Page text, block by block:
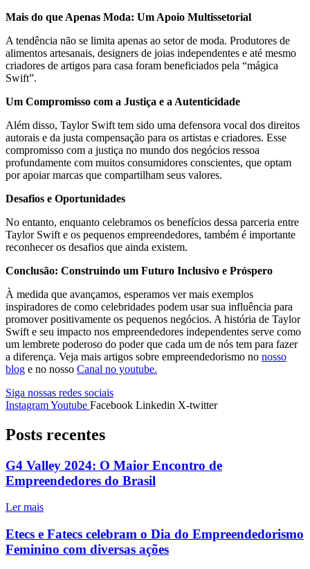
Mais do que Apenas Moda: Um Apoio Multissetorial
A tendência não se limita apenas ao setor de moda. Produtores de
alimentos artesanais, designers de joias independentes e até mesmo
criadores de artigos para casa foram beneficiados pela “mágica
Swift”.
Um Compromisso com a Justiça e a Autenticidade
Além disso, Taylor Swift tem sido uma defensora vocal dos direitos
autorais e da justa compensação para os artistas e criadores. Esse
compromisso com a justiça no mundo dos negócios ressoa
profundamente com muitos consumidores conscientes, que optam
por apoiar marcas que compartilham seus valores.
Desafios e Oportunidades
No entanto, enquanto celebramos os benefícios dessa parceria entre
Taylor Swift e os pequenos empreendedores, também é importante
reconhecer os desafios que ainda existem.
Conclusão: Construindo um Futuro Inclusivo e Próspero
À medida que avançamos, esperamos ver mais exemplos
inspiradores de como celebridades podem usar sua influência para
promover positivamente os pequenos negócios. A história de Taylor
Swift e seu impacto nos empreendedores independentes serve como
um lembrete poderoso do poder que cada um de nós tem para fazer
a diferença. Veja mais artigos sobre empreendedorismo no nosso
blog e no nosso Canal no youtube.
Siga nossas redes sociais
InstagramYoutube Facebook Linkedin X-twitter
Posts recentes
G4 Valley 2024: O Maior Encontro de
Empreendedores do Brasil
Ler mais
Etecs e Fatecs celebram o Dia do Empreendedorismo
Feminino com diversas ações